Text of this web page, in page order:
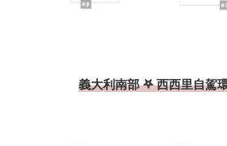
義大利南部 𖤐 西西里自駕